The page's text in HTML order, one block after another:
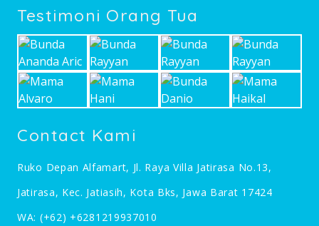
Testimoni Orang Tua
Contact Kami
Ruko Depan Alfamart, Jl. Raya Villa Jatirasa No.13,
Jatirasa, Kec. Jatiasih, Kota Bks, Jawa Barat 17424
WA: (+62) +6281219937010